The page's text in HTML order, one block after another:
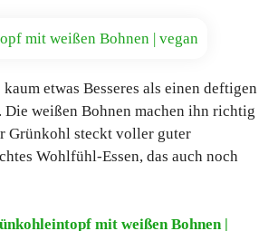
etwas Besseres als einen deftigen
weißen Bohnen machen ihn richtig
Grünkohl steckt voller guter
Wohlfühl-Essen, das auch noch
mit weißen Bohnen |